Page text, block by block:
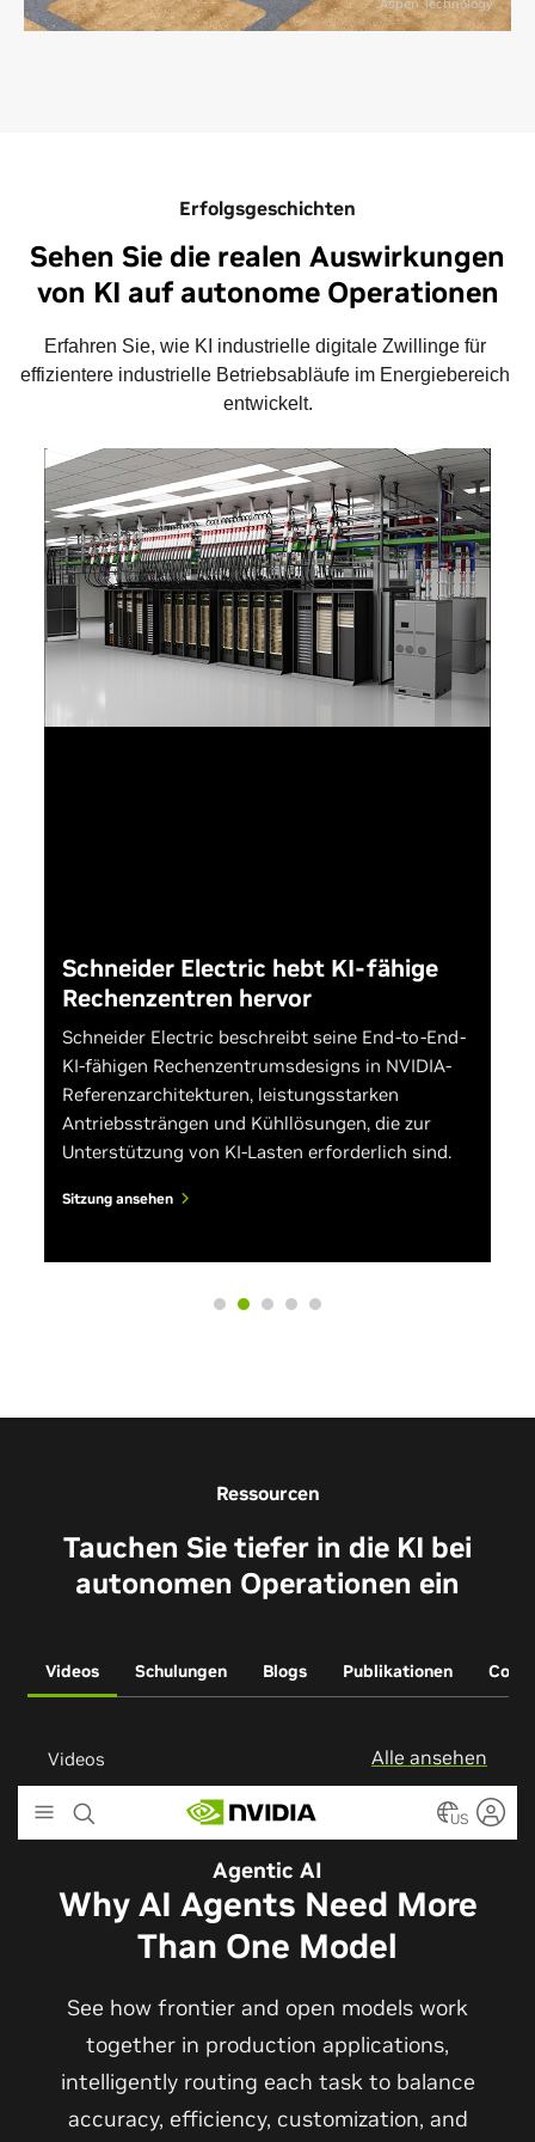
Unternehmensniveau vereint. Mit IGX können
Geräten anwenden.
Aspen Technology
Erfolgsgeschichten
Sehen Sie die realen Auswirkungen
von KI auf autonome Operationen
Erfahren Sie, wie KI industrielle digitale Zwillinge für
effizientere industrielle Betriebsabläufe im Energiebereich
entwickelt.
Schneider Electric hebt KI-fähige
Rechenzentren hervor
Schneider Electric beschreibt seine End-to-End-
KI-fähigen Rechenzentrumsdesigns in NVIDIA-
Referenzarchitekturen, leistungsstarken
Antriebssträngen und Kühllösungen, die zur
Unterstützung von KI-Lasten erforderlich sind.
Sitzung ansehen
Ressourcen
Tauchen Sie tiefer in die KI bei
autonomen Operationen ein
Videos Schulungen Blogs Publikationen
Videos Alle ansehen